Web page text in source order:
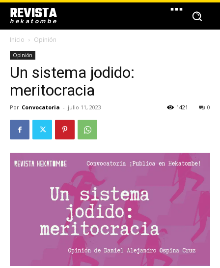
REVISTA
hekatombe
Inicio Opinión
Opinión
Un sistema jodido:
meritocracia
Por Convocatoria - julio 11, 2023 0
1421